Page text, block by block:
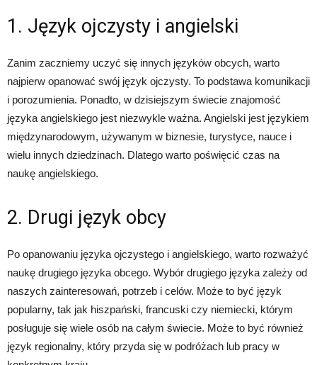
1. Język ojczysty i angielski
Zanim zaczniemy uczyć się innych języków obcych, warto
najpierw opanować swój język ojczysty. To podstawa komunikacji
i porozumienia. Ponadto, w dzisiejszym świecie znajomość
języka angielskiego jest niezwykle ważna. Angielski jest językiem
międzynarodowym, używanym w biznesie, turystyce, nauce i
wielu innych dziedzinach. Dlatego warto poświęcić czas na
naukę angielskiego.
2. Drugi język obcy
Po opanowaniu języka ojczystego i angielskiego, warto rozważyć
naukę drugiego języka obcego. Wybór drugiego języka zależy od
naszych zainteresowań, potrzeb i celów. Może to być język
popularny, tak jak hiszpański, francuski czy niemiecki, którym
posługuje się wiele osób na całym świecie. Może to być również
język regionalny, który przyda się w podróżach lub pracy w